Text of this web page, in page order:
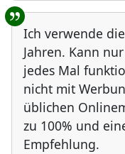
Ich verwende
Jahren. Kann
jedes Mal
nicht mit
üblichen
zu 100% und
Empfehlung.